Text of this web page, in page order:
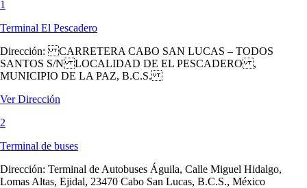
1
Terminal El Pescadero
Dirección: CARRETERA CABO SAN LUCAS – TODOS
SANTOS S/N LOCALIDAD DE EL PESCADERO ,
MUNICIPIO DE LA PAZ, B.C.S.
Ver Dirección
2
Terminal de buses
Dirección: Terminal de Autobuses Águila, Calle Miguel Hidalgo,
Lomas Altas, Ejidal, 23470 Cabo San Lucas, B.C.S., México